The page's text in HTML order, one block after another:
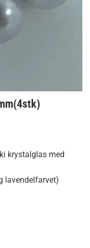
krystalglas med
lavendelfarvet)